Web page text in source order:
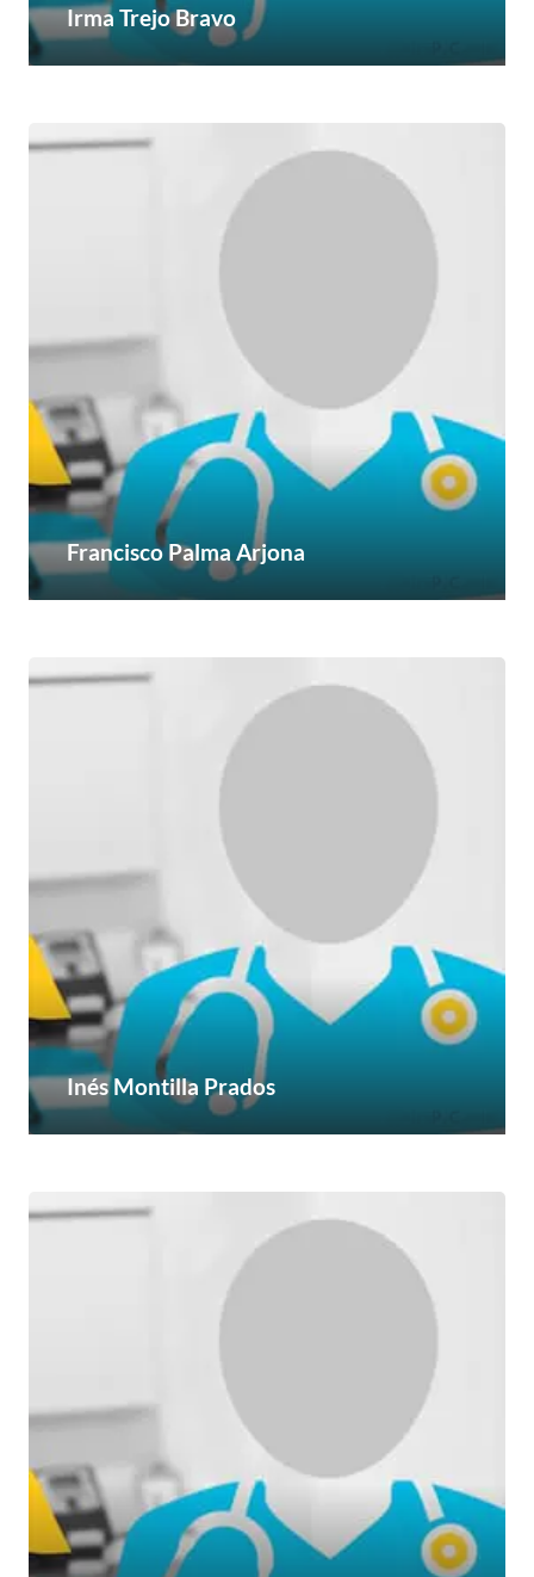
Irma Trejo Bravo
Francisco Palma Arjona
Inés Montilla Prados